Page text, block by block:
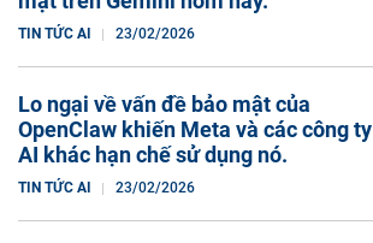
TIN TỨC AI 23/02/2026
Lo ngại về vấn đề bảo mật của
OpenClaw khiến Meta và các công ty
AI khác hạn chế sử dụng nó.
TIN TỨC AI 23/02/2026